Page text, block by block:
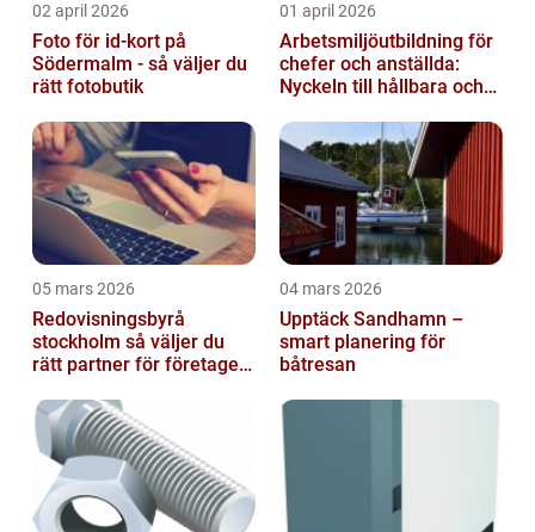
02 april 2026
Foto för id-kort på
Södermalm - så väljer du
rätt fotobutik
01 april 2026
Arbetsmiljöutbildning för
chefer och anställda:
Nyckeln till hållbara och
05 mars 2026
Redovisningsbyrå
stockholm så väljer du
rätt partner för företagets
04 mars 2026
Upptäck Sandhamn –
smart planering för
båtresan